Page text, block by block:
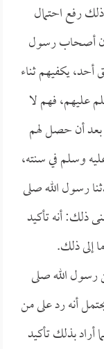
رفع احتمال
لأن أصحاب رسول
أحد، يكفيهم ثناء
عليهم، فهم لا
بعد أن حصل لهم
وسلم في سنته،
رسول الله صلى
ذلك: أنه تأكيد
إلى ذلك.
رسول الله صلى
أنه رد على من
أراد بذلك تأكيد